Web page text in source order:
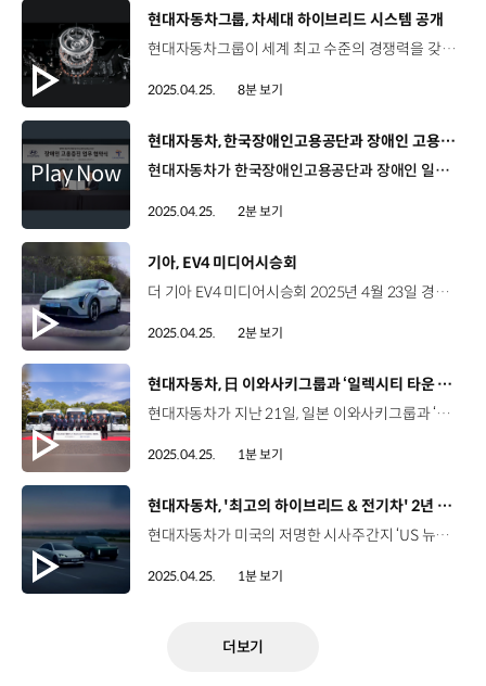
[동영상]
현대자동차그룹, 차세대 하이브리드 시스템 공개
현대자동차그룹이 세계 최고 수준의 경쟁력을 갖춘 차세대 하이브리드 시스템을 공개했습니다. 임하영 리포터, 자세한 소식 전해주시죠. 네, 현대자동차그룹은 지난 10일 ‘크레스트 72’에서 ‘현대자동차그룹 차세대 하이브리드 시스템 테크 데이’를 열고 한층 진화한 하이브리드 기술력을 공개했습니다. 현대자동차그룹은 전동화 전환기에 핵심적인 역할을 수행하고 있는 하이브리드 차량 분야에서 경쟁력을 확보한다는 전략입니다. 현대자동차그룹 차세대 하이브리드 시스템은 ‘동력과 효율의 완벽한 조화, 하이브리드 그 이상의 전동화 경험’이라는 콘셉트 아래 개발됐는데요. 성능과 연비를 동시에 개선하고 전동화 특화 기술을 대거 접목한 혁신적인 시스템을 완성한 것이 특징입니다. 한동희 부사장/ 현대자동차·기아 전동화개발담당 (현장싱크)약 40년 전 일구기 시작한 국내 최초의 독자 엔진과 변속기 기술, 이를 기반으로 독자 개발한 저희만의 하이브리드 시스템 기술, 또 세상을 깜짝 놀라게 했던 세계 최고의 전기자동차 기술까지 현대자동차그룹의 모든 파워트레인 기술력이 오늘 소개해 드릴 차세대 하이브리드 시스템에 모두 연결되어 있습니다. 현대자동차그룹은 차세대 하이브리드 시스템 변속기에 구동 및 회생 제동을 담당하는 구동 모터인 P2 외에도, 시동 및 발전, 구동력 보조 기능을 수행하는 신규 모터, P1을 추가해 ‘P1+P2 병렬형 구조’를 완성했는데요. 이를 통해 현대자동차그룹은 동력 성능과 연비를 향상시키고, 부드러운 변속감과 함께 소음 및 진동 저감 효과도 실현했습니다. 특히, 엔진에 직접 체결된 P1 모터를 통해 엔진 시동 시간을 단축하고 연료 소모량을 줄였으며, 엔진의 부하와 P1·P2 모터의 구동력을 정밀하게 조절해 엔진이 고효율 영역에서 운전될 수 있도록 했습니다. 유홍식 책임연구원 / 현대자동차·기아 전동화구동설계팀 (현장싱크)한정적인 변속기 케이스 안에 P1, P2 모터 모두 탑재하기 위해 모터 냉각 구조와 냉각 유량을 개선했습니다. 이를 통해 모터 출력과 토크 밀도를 20.8%, 6.8% 높였고 동일한 성능을 목표로 모터의 길이를 단축시켜 한정적인 패키지 조건을 만족시킬 수 있었습니다. 또한 차세대 하이브리드 시스템의 첫 파워트레인으로 가솔린 2.5 터보 하이브리드 엔진을 개발하며, 기존 2.5 터보 엔진의 설계 및 제어 기술 고도화를 통해 효율을 극대화했습니다. 최재영 PL / 현대자동차·기아 MLV전동화운전성시험팀차세대 하이브리드 시스템은 2.5 터보 하이브리드 엔진이 탑재되는 팰리세이드 하이브리드 기준으로 복합 연비 14.1 km/ℓ, 시스템 출력 334마력, 최대 토크 46.9 kgf·m 의 성능을 갖춰 2.5 터보 가솔린 모델 대비, 연비는 약 45% 그리고 출력과 토크는 19%, 9% 높였습니다. 한동희 부사장/ 현대자동차그룹 전동화개발담당 (인터뷰)현대자동차그룹은 전기차 전환기에 전동화 기술력을 적극 활용한 기술을 지속적으로 개발하고 이를 통해 환경 친화적이고 우수한 성능의 차량 경험을 제공하겠습니다. 변속기 구조를 최적화하고 엔진에 직접 연결되는 신규 P1 모터를 통해 시동과 발전은 물론, 구동력을 보조해 성능과 효율, 두 마리 토끼를 다 잡은 것 같은데요. 현대자동차그룹은 다양한 전동화 특화 기술도 함께 소개했죠? 네, 현대자동차그룹은 성능과 효율을 높인 신규 하이브리드 파워트레인 외에도, 모터와 배터리 제어 등 특화 기술을 활용해 운전성을 개선하고 고객 만족도를 높였습니다. 이날 행사에서 현대자동차그룹은 e-VMC 2.0, 스테이 모드, V2L, 스마트 회생 제동 등으로 구성된 전동화 특화 기술 라인업을 선보였습니다. 성능을 한층 개선한 e-VMC 2.0은 e-AWD 기반의 하이브리드 차량에 적용되는 기술로, 전·후륜 구동 모터의 독립적인 토크 제어를 통해 주행 안정성과 승차감을 높여 한층 향상된 주행 경험을 제공합니다. 박재일 책임연구원 / 현대자동차·기아 샤시제어리서치랩e-VMC 2.0의 개발 목표는 기존 e-VMC 1.0의 주행 제어 성능을 한층 안정적인 방향으로 강화해, 탑승자에게 보다 편안한 주행 성능을 제공하는 것입니다. 2 모터 기반으로 e-핸들링, e-EHA, e-라이드 성능을 업그레이드하기 위한 연구를 진행하였고 그 결과 안티롤 성능과 바운스 성능을 향상시킬 수 있었습니다. 스테이 모드는 엔진 시동 없이 공조와 멀티미디어 등 차량 내 모든 편의 기능을 사용할 수 있으며, 배터리 충전량 70~80% 상태에서 최대 1시간까지 사용할 수 있습니다. 이용주 연구원 / 현대자동차·기아 차량에너지제어개발팀스테이 모드는 전기차의 편의기능인 유틸리티 모드와 유사한 콘셉트로 하이브리드 고전압 배터리를 활용한 하이브리드 특화 기능입니다. 전기차와 하이브리드 차량의 구조가 다른 만큼 스테이 모드 구현을 위해 차량 플랫폼 제어기를 포함하여 엔진 제어기, 배터리 제어기, 내비게이션 등 다양한 제어기의 협조 제어가 원활히 이루어지도록 구현했습니다. 이 외에도 전기차와 동일하게 최대 출력 3.6kW를 지원하는 V2L과, 내비게이션 정보와 차간 거리 등을 종합적으로 판단한 뒤 최적의 회생 제동 강도를 자동 적용하는 스마트 회생 제동 기술도 함께 선보였습니다. 강동훈 파트장 / 현대자동차·기아 제품권역전략팀 하이브리드의 중요도와 고객의 니즈가 빠르게 증가하고 있는 가운데 차세대 하이브리드 시스템은 중요한 역할을 수행할 것으로 기대하고 있습니다. 앞으로도 하이브리드 확대 전개를 위해 RD 개발부터 차종별 양산까지 모든 단계에 걸쳐 기존 기술을 고도화하고 신규 기술을 발굴하는 등 지속적인 노력을 아끼지 않겠습니다. 현대자동차그룹은 신규 하이브리드 변속기를 다양한 엔진에 조합해, 100마력 초반부터 300마력 중반까지, 소형에서 대형, 럭셔리에 이르는 하이브리드 풀라인업을 구축할 예정인데요. 이중, 가솔린 2.5 터보 하이브리드는 이달 양산을 시작한 현대자동차 팰리세이드 하이브리드에 최초 탑재된 후, 현대자동차·기아의 타차종에 순차적으로 적용할 계획입니다. 현대자동차그룹의 오랜 개발 경험과 세계 최고 수준의 전동화 기술력이 집약돼 혁신적인 시스템을 완성했네요. 현대자동차그룹은 향후 출시할 하이브리드 신차에 대해 신규 하이브리드 파워트레인과 다양한 전동화 특화 기술을 차급과 차량의 특성, 그리고 지역별 시장 환경에 따라 최적의 조합으로 적용할 예정입니다. 세계 최고 수준의 경쟁력을 갖춘 현대자동차그룹의 차세대 하이브리드 시스템이 하이브리드 그 이상의 멋진 전동화 경험을 선사하길 기대하겠습니다. 오늘 소식 전해주셔서 고맙습니다.
2025.04.25. 8분 보기
[동영상]
현대자동차, 한국장애인고용공단과 장애인 고용증진 업무 협약
현대자동차가 한국장애인고용공단과 장애인 일자리 창출 및 ESG경영 실천을 위한 장애인 고용증진 업무 협약을 체결했습니다. 지난 21일, 현대자동차 양재사옥에서는 현대자동차와 한국장애인고용공단 관계자들이 참석한 가운데 업무 협약식이 진행됐는데요. 현대자동차는 지속적인 장애인 고용 확대와 고용 안정을 위해 한국장애인고용공단과의 협력 체계를 구축하고, 장애인 친화적인 근무환경과 긍정적 인식 기반 조성을 위해 힘을 모으기로 했습니다. 현대자동차는 이번 업무 협약을 통해, 올해 시행 중인 장애인 정규직 특별채용을 포함해 양질의 일자리 제공을 추진합니다. 김혜인 부사장 / 현대자동차 HR본부장 (인터뷰)이번 업무 협약은 장애인 고용의 양적 확대 뿐만 아니라 질적 향상까지 아우를 수 있는 다양한 정책과 프로그램을 만드는 데 중요한 발걸음이 될 것이라 기대합니다. 앞으로도 현대자동차는 장애인 직원분들이 조직에서 실질적인 역할을 할 수 있도록 환경을 개선하고 지원해 나갈 것입니다. 한국장애인고용공단은 장애인 적합 직무 분석을 통해 적합한 고용 모델을 제시하고, 직업훈련을 비롯한 다각도의 고용 서비스를 제공해 현대자동차의 ESG경영 실천을 지원하기로 했습니다. 이종성 이사장 / 한국장애인고용공단 (현장싱크) 장애인 고용을 일반화하고 장애인을 함께 일하는 동료로서 받아들이고 같이 일하는 그런 사회 분위기를 조성하는 데 큰 발자취가 되기를 희망하면서 여러분 다시 한번 감사드립니다. 현대자동차는 앞으로도 장애인 고용을 통해 사회적 가치를 구현하고, ESG경영 실천을 위해 지속 노력할 계획입니다.
2025.04.25. 2분 보기
[동영상]
기아, EV4 미디어시승회
더 기아 EV4 미디어시승회 2025년 4월 23일 경기 하남 광주 일대 기아 브랜드 첫 전동화 세단 ‘더 기아 EV4’ 미디어시승회 총 3차수 국내 미디어 약 120매체 인플루언서 60팀 참여 EV4 GT Line 어스 모델 시승 진행 고속도로, 지방도, 국도 등 다양한 환경에서 EV4 주행성능 체험 기아 차량 중 가장 우수한 공력성능 공기저항계수 0.23 달성 (롱레인지 2WD 17인치 휠 기준) 현대자동차그룹 전기차 중 가장 긴 533km의 1회 충전 시 주행가능거리 확보 (2WD 17인치 휠 기준) 기아 EV 라인업 중 가장 우수한 5.8km/kWh 복합전비 달성 고객 편의성을 위한 기아 AI 어시스턴트 커넥티비티 사양 적용 KBO 리그와 협업한 ‘KBO 디스플레이 테마’ 적용 혁신적인 디자인과 우수한 상품성을 갖춘 EV4 김기범 기자 / 로드테스트승차감 부분이 굉장히 인상적이었습니다. 항속거리도 넉넉해서 첫 전기차로 좋은 선택지가 될 것 같다는 생각을 했어요 김훈기 기자 / 오토헤럴드전기차 치고도 가속감이나 감속감이 좋은 것 같고 특히 스마트 회생 제동 시스템이 굉장히 만족스럽습니다. 차은지 기자 / 한경닷컴실내도 굉장히 넓고 1회 충전 주행 가능 거리가 길다 보니까 큰 부담 없이 장거리 주행 가능할 수 있어서 좋은 것 같습니다. “전동화 세단의 새로운 기준이 될 EV4”
2025.04.25. 2분 보기
[동영상]
현대자동차, 日 이와사키그룹과 ‘일렉시티 타운 전달식’ 개최
현대자동차가 지난 21일, 일본 이와사키그룹과 ‘일렉시티 타운 전달식’을 개최하고 무공해 전기 버스 5대를 공급했습니다. 이날 전달된 일렉시티 타운은 오는 6월부터 유네스코 세계유산인 야쿠시마에서, 해발 1,000미터 이상 산악지대 등의 관광지를 누비는 노선 버스로 활용되는데요. 현대자동차는 가파른 경사와 급커브가 이어지는 험난한 주행환경을 고려해 차체 자세 제어장치(VDC)를 기본 적용하고, 배터리 냉각 시스템 등으로 충전 효율과 주행 거리를 최적화했습니다. 아울러, 태풍 등 재난 발생 시 V2H 기술을 활용해 블랙 아웃 극복에 큰 도움이 될 것으로 기대됩니다. 현대자동차는 야쿠시마를 달릴 무공해 전기 버스를 통해 전동화 선도 브랜드로서의 입지를 강화하고 탄소 저감에 보탬이 되는 등 지역 사회에 기여할 계획입니다.
2025.04.25. 1분 보기
[동영상]
현대자동차, '최고의 하이브리드 & 전기차' 2년 연속 최다 수상
현대자동차가 미국의 저명한 시사주간지 ‘US 뉴스 앤드 월드 리포트’의 에디터들이 선정한 ‘2025 최고의 하이브리드 및 전기차 어워즈’에서 2년 연속 최다 수상 기록을 세웠습니다. 이번 어워즈에서 아이오닉 5는 ‘최고의 전기 SUV’ 아이오닉 6는 ‘최고의 전기 승용차’, 투싼 하이브리드는 ‘최고의 하이브리드 SUV’를 각각 수상했는데요. 현대자동차는 2년 연속으로 완성차 브랜드 기준 최다 수상을 달성하며, 전기차와 하이브리드를 아우르는 현대자동차의 전동화 경쟁력을 다시 한번 증명했습니다.
2025.04.25. 1분 보기
더보기